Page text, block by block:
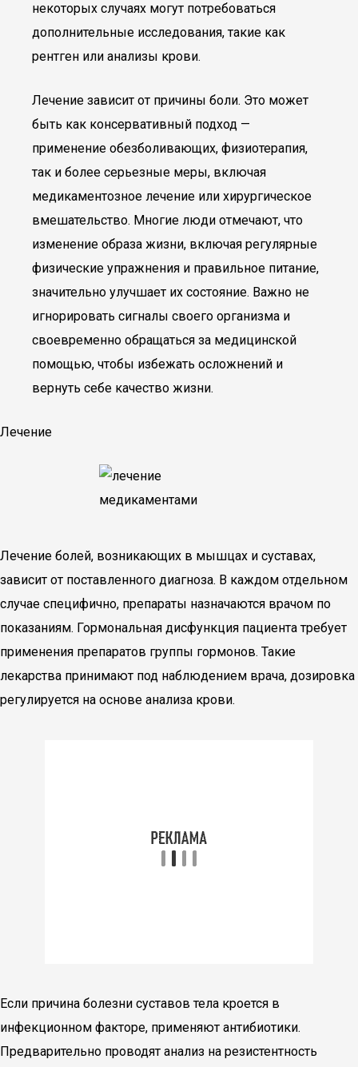
некоторых случаях могут потребоваться
дополнительные исследования, такие как
рентген или анализы крови.
Лечение зависит от причины боли. Это может
быть как консервативный подход —
применение обезболивающих, физиотерапия,
так и более серьезные меры, включая
медикаментозное лечение или хирургическое
вмешательство. Многие люди отмечают, что
изменение образа жизни, включая регулярные
физические упражнения и правильное питание,
значительно улучшает их состояние. Важно не
игнорировать сигналы своего организма и
своевременно обращаться за медицинской
помощью, чтобы избежать осложнений и
вернуть себе качество жизни.
Лечение
Лечение болей, возникающих в мышцах и суставах,
зависит от поставленного диагноза. В каждом отдельном
случае специфично, препараты назначаются врачом по
показаниям. Гормональная дисфункция пациента требует
применения препаратов группы гормонов. Такие
лекарства принимают под наблюдением врача, дозировка
регулируется на основе анализа крови.
Если причина болезни суставов тела кроется в
инфекционном факторе, применяют антибиотики.
Предварительно проводят анализ на резистентность